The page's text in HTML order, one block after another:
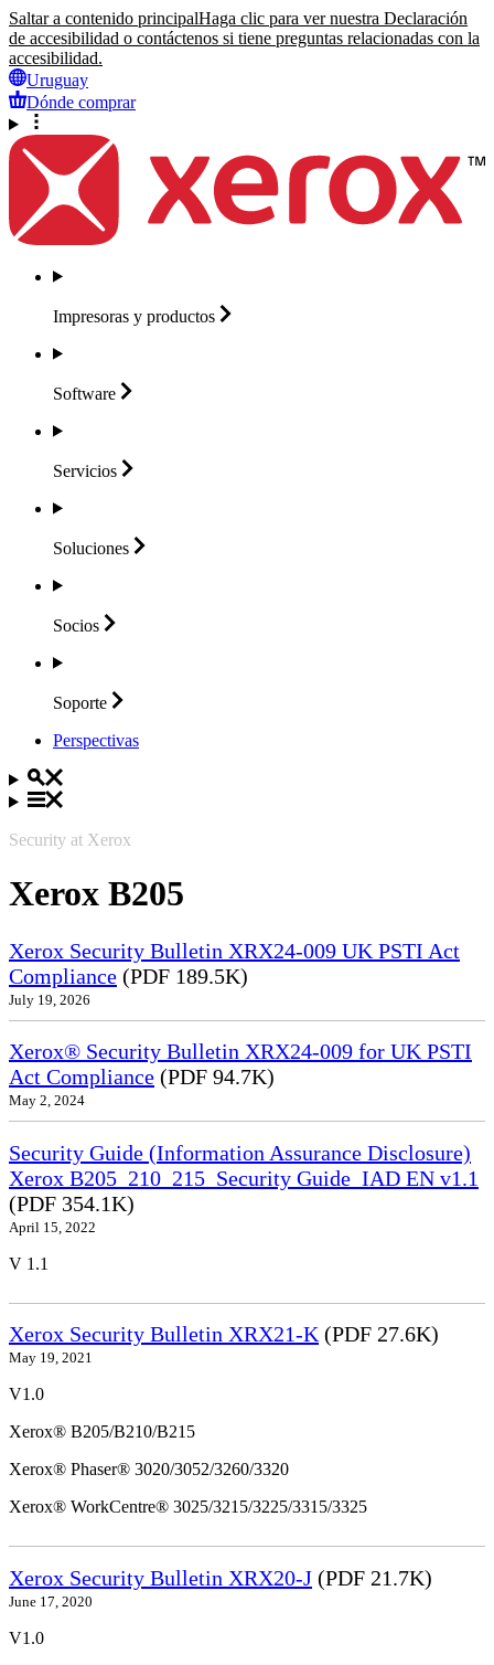
Saltar a contenido principalHaga clic para ver nuestra Declaración
de accesibilidad o contáctenos si tiene preguntas relacionadas con la
accesibilidad.
Uruguay
Dónde comprar
Impresoras y productos
Software
Servicios
Soluciones
Socios
Soporte
Perspectivas
Security at Xerox
Xerox B205
Xerox Security Bulletin XRX24-009 UK PSTI Act
Compliance (PDF 189.5K)
July 19, 2026
Xerox® Security Bulletin XRX24-009 for UK PSTI
Act Compliance (PDF 94.7K)
May 2, 2024
Security Guide (Information Assurance Disclosure)
Xerox B205_210_215_Security Guide_IAD EN v1.1
(PDF 354.1K)
April 15, 2022
V 1.1
Xerox Security Bulletin XRX21-K (PDF 27.6K)
May 19, 2021
V1.0
Xerox® B205/B210/B215
Xerox® Phaser® 3020/3052/3260/3320
Xerox® WorkCentre® 3025/3215/3225/3315/3325
Xerox Security Bulletin XRX20-J (PDF 21.7K)
June 17, 2020
V1.0